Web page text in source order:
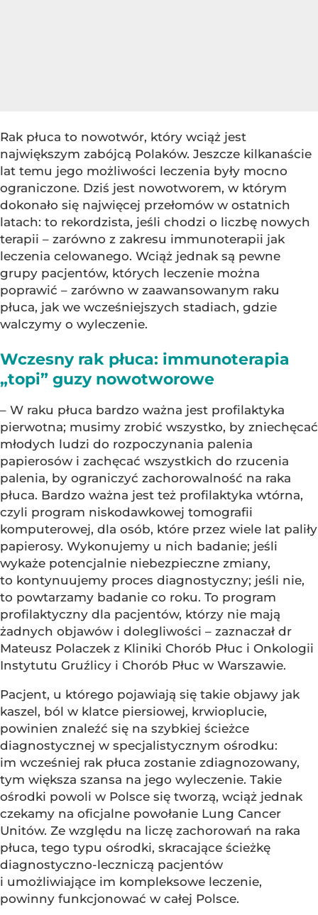
Rak płuca to nowotwór, który wciąż jest
największym zabójcą Polaków. Jeszcze kilkanaście
lat temu jego możliwości leczenia były mocno
ograniczone. Dziś jest nowotworem, w którym
dokonało się najwięcej przełomów w ostatnich
latach: to rekordzista, jeśli chodzi o liczbę nowych
terapii – zarówno z zakresu immunoterapii jak
leczenia celowanego. Wciąż jednak są pewne
grupy pacjentów, których leczenie można
poprawić – zarówno w zaawansowanym raku
płuca, jak we wcześniejszych stadiach, gdzie
walczymy o wyleczenie.
Wczesny rak płuca: immunoterapia
„topi” guzy nowotworowe
– W raku płuca bardzo ważna jest profilaktyka
pierwotna; musimy zrobić wszystko, by zniechęcać
młodych ludzi do rozpoczynania palenia
papierosów i zachęcać wszystkich do rzucenia
palenia, by ograniczyć zachorowalność na raka
płuca. Bardzo ważna jest też profilaktyka wtórna,
czyli program niskodawkowej tomografii
komputerowej, dla osób, które przez wiele lat paliły
papierosy. Wykonujemy u nich badanie; jeśli
wykaże potencjalnie niebezpieczne zmiany,
to kontynuujemy proces diagnostyczny; jeśli nie,
to powtarzamy badanie co roku. To program
profilaktyczny dla pacjentów, którzy nie mają
żadnych objawów i dolegliwości – zaznaczał dr
Mateusz Polaczek z Kliniki Chorób Płuc i Onkologii
Instytutu Gruźlicy i Chorób Płuc w Warszawie.
Pacjent, u którego pojawiają się takie objawy jak
kaszel, ból w klatce piersiowej, krwioplucie,
powinien znaleźć się na szybkiej ścieżce
diagnostycznej w specjalistycznym ośrodku:
im wcześniej rak płuca zostanie zdiagnozowany,
tym większa szansa na jego wyleczenie. Takie
ośrodki powoli w Polsce się tworzą, wciąż jednak
czekamy na oficjalne powołanie Lung Cancer
Unitów. Ze względu na liczę zachorowań na raka
płuca, tego typu ośrodki, skracające ścieżkę
diagnostyczno-leczniczą pacjentów
i umożliwiające im kompleksowe leczenie,
powinny funkcjonować w całej Polsce.